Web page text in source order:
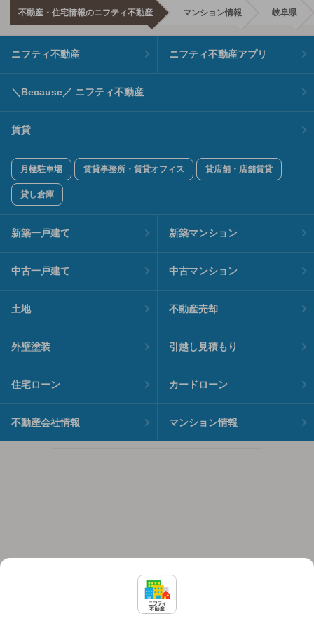
不動産・住宅情報のニフティ不動産 マンション情報 岐阜県
ニフティ不動産 ニフティ不動産アプリ
＼Because／ ニフティ不動産
賃貸
月極駐車場 賃貸事務所・賃貸オフィス 貸店舗・店舗賃貸
貸し倉庫
新築一戸建て 新築マンション
中古一戸建て 中古マンション
土地 不動産売却
外壁塗装 引越し見積もり
住宅ローン カードローン
不動産会社情報 マンション情報